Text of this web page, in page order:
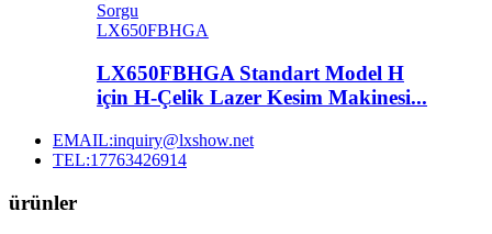
Sorgu
LX650FBHGA
LX650FBHGA Standart Model H
için H-Çelik Lazer Kesim Makinesi...
EMAIL:inquiry@lxshow.net
TEL:17763426914
ürünler